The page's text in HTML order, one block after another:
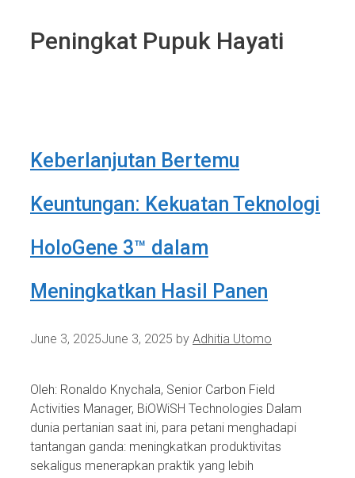
Peningkat Pupuk Hayati
Keberlanjutan Bertemu
Keuntungan: Kekuatan Teknologi
HoloGene 3™ dalam
Meningkatkan Hasil Panen
June 3, 2025June 3, 2025 by Adhitia Utomo
Oleh: Ronaldo Knychala, Senior Carbon Field
Activities Manager, BiOWiSH Technologies Dalam
dunia pertanian saat ini, para petani menghadapi
tantangan ganda: meningkatkan produktivitas
sekaligus menerapkan praktik yang lebih